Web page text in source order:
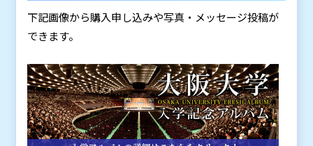
下記画像から購入申し込みや写真・メッセージ投稿が
できます。